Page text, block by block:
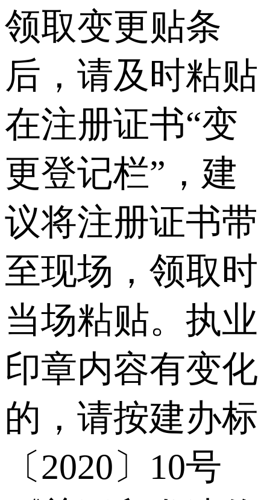
领取变更贴条
后，请及时粘贴
在注册证书“变
更登记栏”，建
议将注册证书带
至现场，领取时
当场粘贴。执业
印章内容有变化
的，请按建办标
〔2020〕10号